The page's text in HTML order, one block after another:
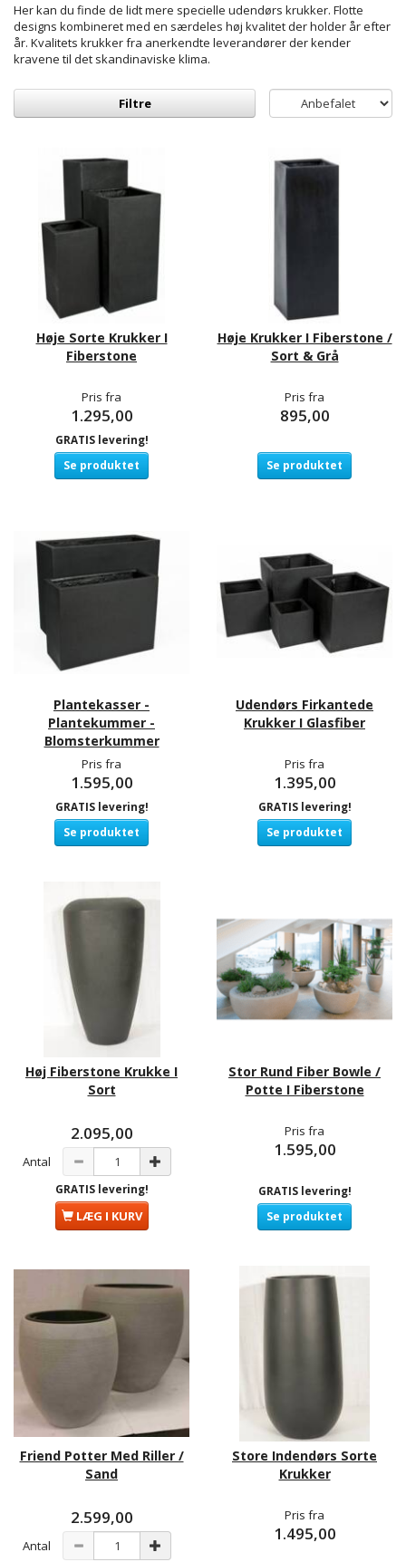
Her kan du finde de lidt mere specielle udendørs krukker. Flotte
designs kombineret med en særdeles høj kvalitet der holder år efter
år. Kvalitets krukker fra anerkendte leverandører der kender
kravene til det skandinaviske klima.
Filtre
Høje Sorte Krukker I
Fiberstone
Pris fra
1.295,00
GRATIS levering!
Se produktet
Høje Krukker I Fiberstone /
Sort & Grå
Pris fra
895,00
Se produktet
Plantekasser -
Plantekummer -
Blomsterkummer
Pris fra
1.595,00
GRATIS levering!
Se produktet
Udendørs Firkantede
Krukker I Glasfiber
Pris fra
1.395,00
GRATIS levering!
Se produktet
Høj Fiberstone Krukke I
Sort
2.095,00
Antal
GRATIS levering!
LÆG I KURV
Stor Rund Fiber Bowle /
Potte I Fiberstone
Pris fra
1.595,00
GRATIS levering!
Se produktet
Friend Potter Med Riller /
Sand
2.599,00
Antal
Store Indendørs Sorte
Krukker
Pris fra
1.495,00